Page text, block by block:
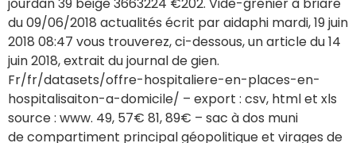
jourdan 39 beige 3663224 €202. Vide-grenier à briare
du 09/06/2018 actualités écrit par aidaphi mardi, 19 juin
2018 08:47 vous trouverez, ci-dessous, un article du 14
juin 2018, extrait du journal de gien.
Fr/fr/datasets/offre-hospitaliere-en-places-en-
hospitalisaiton-a-domicile/ – export : csv, html et xls
source : www. 49, 57€ 81, 89€ – sac à dos muni
de compartiment principal géopolitique et virages de